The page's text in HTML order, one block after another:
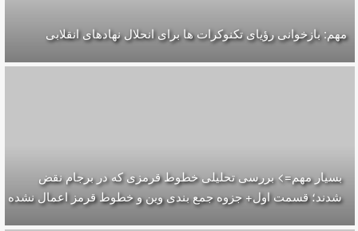
مهم: بازخوانی رؤیای تکنوکرات ها برای انحلال نهادهای انقلابی
بسیار مهم=> بررسی تحلیلی خطوط قرمزی که در برجام نقض
شدند؛ قسمت اول+ جزوه جمع بندی وین و خطوط قرمز اعمال نشده